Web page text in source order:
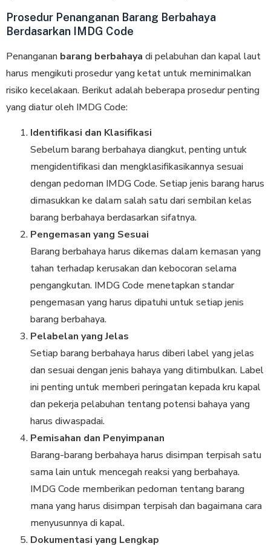
Prosedur Penanganan Barang Berbahaya
Berdasarkan IMDG Code
Penanganan barang berbahaya di pelabuhan dan kapal laut
harus mengikuti prosedur yang ketat untuk meminimalkan
risiko kecelakaan. Berikut adalah beberapa prosedur penting
yang diatur oleh IMDG Code:
Identifikasi dan Klasifikasi
Sebelum barang berbahaya diangkut, penting untuk
mengidentifikasi dan mengklasifikasikannya sesuai
dengan pedoman IMDG Code. Setiap jenis barang harus
dimasukkan ke dalam salah satu dari sembilan kelas
barang berbahaya berdasarkan sifatnya.
Pengemasan yang Sesuai
Barang berbahaya harus dikemas dalam kemasan yang
tahan terhadap kerusakan dan kebocoran selama
pengangkutan. IMDG Code menetapkan standar
pengemasan yang harus dipatuhi untuk setiap jenis
barang berbahaya.
Pelabelan yang Jelas
Setiap barang berbahaya harus diberi label yang jelas
dan sesuai dengan jenis bahaya yang ditimbulkan. Label
ini penting untuk memberi peringatan kepada kru kapal
dan pekerja pelabuhan tentang potensi bahaya yang
harus diwaspadai.
Pemisahan dan Penyimpanan
Barang-barang berbahaya harus disimpan terpisah satu
sama lain untuk mencegah reaksi yang berbahaya.
IMDG Code memberikan pedoman tentang barang
mana yang harus disimpan terpisah dan bagaimana cara
menyusunnya di kapal.
Dokumentasi yang Lengkap